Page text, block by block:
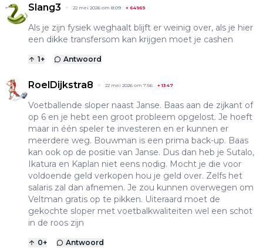
Slang3 22 mei 2026 om 8:09 + 64969
Als je zijn fysiek weghaalt blijft er weinig over, als je hier
een dikke transfersom kan krijgen moet je cashen
1+ Antwoord
RoelDijkstra8 22 mei 2026 om 7:56 +1347
Voetballende sloper naast Janse. Baas aan de zijkant of
op 6 en je hebt een groot probleem opgelost. Je hoeft
maar in één speler te investeren en er kunnen er
meerdere weg. Bouwman is een prima back-up. Baas
kan ook op de positie van Janse. Dus dan heb je Sutalo,
Ikatura en Kaplan niet eens nodig. Mocht je die voor
voldoende geld verkopen hou je geld over. Zelfs het
salaris zal dan afnemen. Je zou kunnen overwegen om
Veltman gratis op te pikken. Uiteraard moet de
gekochte sloper met voetbalkwaliteiten wel een schot
in de roos zijn
0+ Antwoord